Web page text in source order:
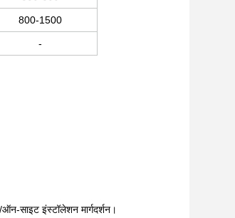
800-1500
-
ऑन-साइट इंस्टॉलेशन मार्गदर्शन।